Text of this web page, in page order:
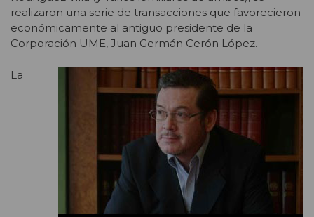
realizaron una serie de transacciones que favorecieron
económicamente al antiguo presidente de la
Corporación UME, Juan Germán Cerón López.
La